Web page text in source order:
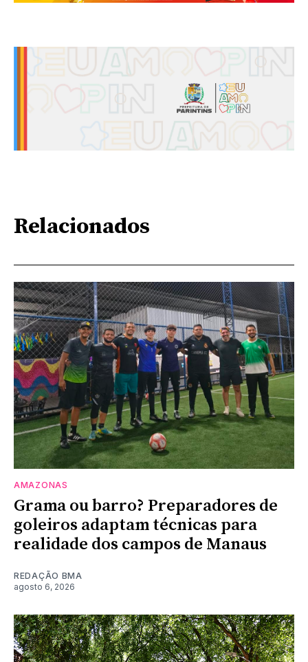
Relacionados
AMAZONAS
Grama ou barro? Preparadores de
goleiros adaptam técnicas para
realidade dos campos de Manaus
REDAÇÃO BMA
agosto 6, 2026